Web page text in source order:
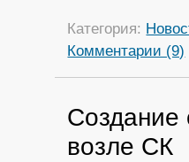
Категория:
Комментарии (9)
Создание
возле СК